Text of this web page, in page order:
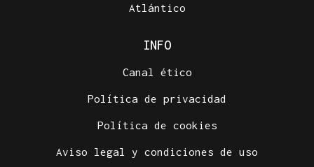
Atlántico
INFO
Canal ético
Política de privacidad
Política de cookies
Aviso legal y condiciones de uso